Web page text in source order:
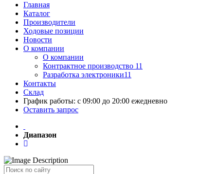
Главная
Каталог
Производители
Ходовые позиции
Новости
О компании
О компании
Контрактное производство 11
Разработка электроники11
Контакты
Склад
График работы: с 09:00 до 20:00 ежедневно
Оставить запрос
Диапазон
Поиск